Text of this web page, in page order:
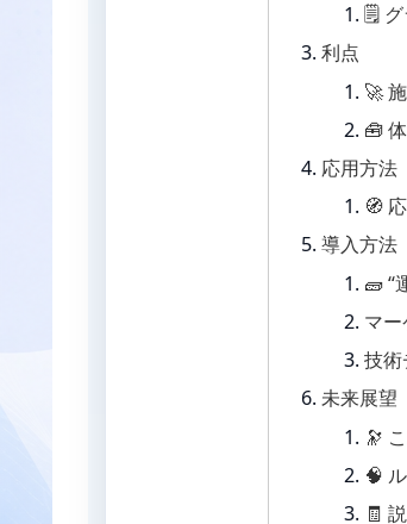
🗒️ グ
利点
🚀
🧰
応用方法
🧭
導入方法
🧱 “
マ
技
未来展望
🔭
🧠
🧾